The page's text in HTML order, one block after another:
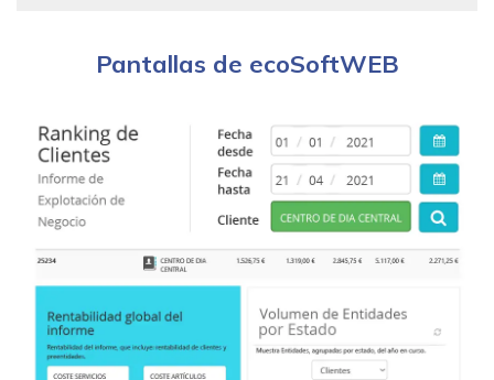
Pantallas de ecoSoftWEB